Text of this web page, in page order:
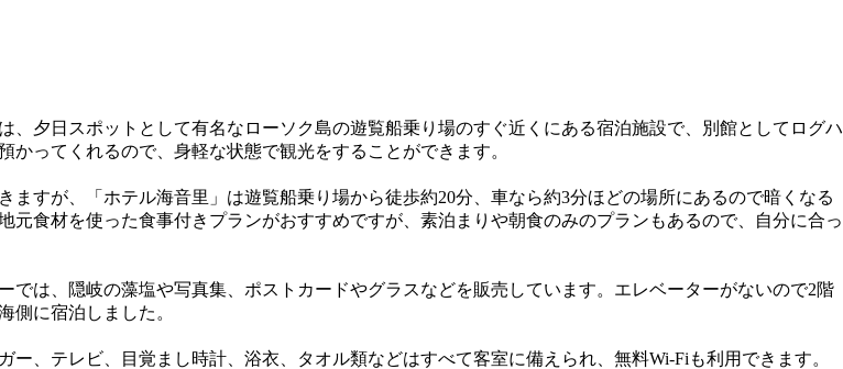
夕日スポットとして有名なローソク島の遊覧船乗り場のすぐ近くにある宿泊施設で、別館としてログハ
ってくれるので、身軽な状態で観光をすることができます。
すが、「ホテル海音里」は遊覧船乗り場から徒歩約20分、車なら約3分ほどの場所にあるので暗くなる
食材を使った食事付きプランがおすすめですが、素泊まりや朝食のみのプランもあるので、自分に合っ
は、隠岐の藻塩や写真集、ポストカードやグラスなどを販売しています。エレベーターがないので2階
側に宿泊しました。
、テレビ、目覚まし時計、浴衣、タオル類などはすべて客室に備えられ、無料Wi-Fiも利用できます。